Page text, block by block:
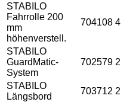
STABILO
Fahrrolle 200
mm
höhenverstell.
704108 4
STABILO
GuardMatic-
System
702579 2
STABILO
Längsbord
703712 2